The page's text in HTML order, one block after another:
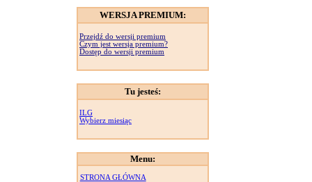
WERSJA PREMIUM:
Przejdź do wersji premium
Czym jest wersja premium?
Dostęp do wersji premium
Tu jesteś:
ILG
Wybierz miesiąc
Menu:
STRONA GŁÓWNA